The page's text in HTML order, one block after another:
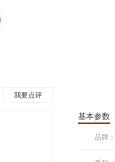
我要点评
基本参数
品牌：